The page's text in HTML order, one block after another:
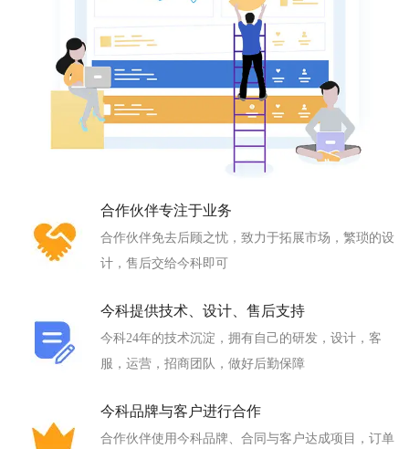
合作伙伴专注于业务
合作伙伴免去后顾之忧，致力于拓展市场，繁琐的设
计，售后交给今科即可
今科提供技术、设计、售后支持
今科24年的技术沉淀，拥有自己的研发，设计，客
服，运营，招商团队，做好后勤保障
今科品牌与客户进行合作
合作伙伴使用今科品牌、合同与客户达成项目，订单